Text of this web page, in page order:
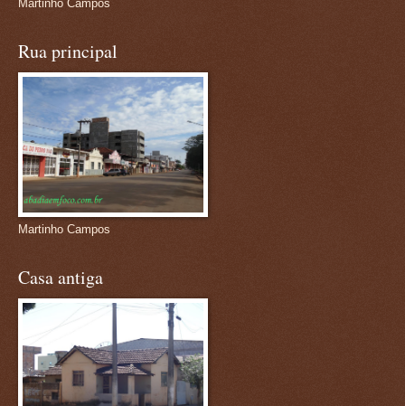
Martinho Campos
Rua principal
Martinho Campos
Casa antiga